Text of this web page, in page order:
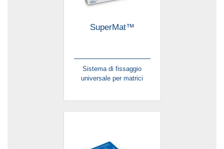
SuperMat™
Sistema di fissaggio
universale per matrici